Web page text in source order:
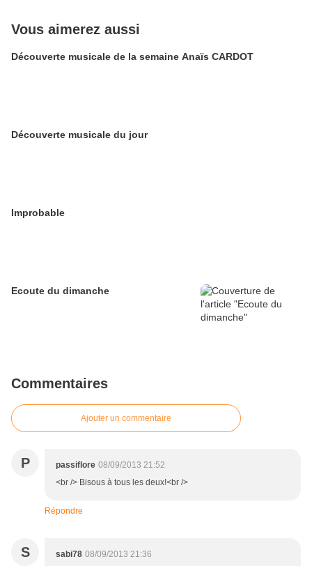
Vous aimerez aussi
Découverte musicale de la semaine Anaïs CARDOT
Découverte musicale du jour
Improbable
Ecoute du dimanche
Commentaires
Ajouter un commentaire
P passiflore 08/09/2013 21:52
<br /> Bisous à tous les deux!<br />
Répondre
S sabi78 08/09/2013 21:36